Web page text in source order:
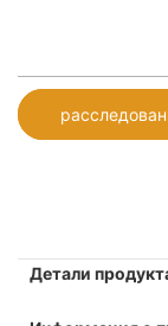
Детали